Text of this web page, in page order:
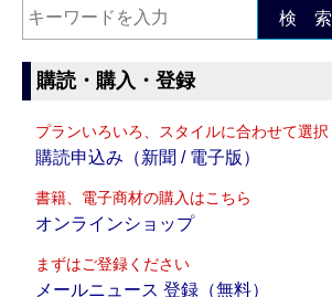
検 索
購読・購入・登録
プランいろいろ、スタイルに合わせて選択
購読申込み（新聞 / 電子版）
書籍、電子商材の購入はこちら
オンラインショップ
まずはご登録ください
メールニュース 登録（無料）